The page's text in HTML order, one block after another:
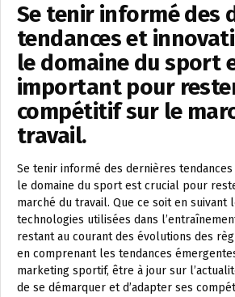
Se tenir informé des
tendances et
le domaine du sport
important pour
compétitif sur le
travail.
Se tenir informé des dernières
le domaine du sport est crucial pour
marché du travail. Que ce soit en suivant
technologies utilisées dans
restant au courant des évolutions des
en comprenant les tendances
marketing sportif, être à jour sur
de se démarquer et d’adapter ses